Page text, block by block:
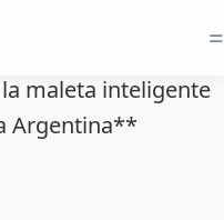
=
maleta inteligente
Argentina**